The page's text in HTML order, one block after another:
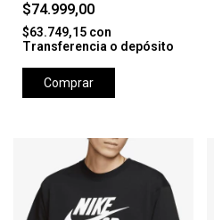
$74.999,00
$63.749,15 con
Transferencia o depósito
Comprar